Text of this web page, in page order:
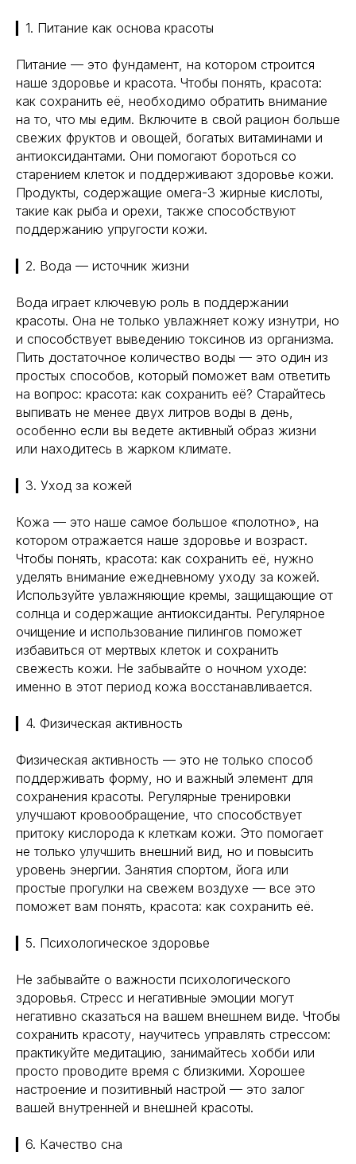
▎1. Питание как основа красоты
Питание — это фундамент, на котором строится
наше здоровье и красота. Чтобы понять, красота:
как сохранить её, необходимо обратить внимание
на то, что мы едим. Включите в свой рацион больше
свежих фруктов и овощей, богатых витаминами и
антиоксидантами. Они помогают бороться со
старением клеток и поддерживают здоровье кожи.
Продукты, содержащие омега-3 жирные кислоты,
такие как рыба и орехи, также способствуют
поддержанию упругости кожи.
▎2. Вода — источник жизни
Вода играет ключевую роль в поддержании
красоты. Она не только увлажняет кожу изнутри, но
и способствует выведению токсинов из организма.
Пить достаточное количество воды — это один из
простых способов, который поможет вам ответить
на вопрос: красота: как сохранить её? Старайтесь
выпивать не менее двух литров воды в день,
особенно если вы ведете активный образ жизни
или находитесь в жарком климате.
▎3. Уход за кожей
Кожа — это наше самое большое «полотно», на
котором отражается наше здоровье и возраст.
Чтобы понять, красота: как сохранить её, нужно
уделять внимание ежедневному уходу за кожей.
Используйте увлажняющие кремы, защищающие от
солнца и содержащие антиоксиданты. Регулярное
очищение и использование пилингов поможет
избавиться от мертвых клеток и сохранить
свежесть кожи. Не забывайте о ночном уходе:
именно в этот период кожа восстанавливается.
▎4. Физическая активность
Физическая активность — это не только способ
поддерживать форму, но и важный элемент для
сохранения красоты. Регулярные тренировки
улучшают кровообращение, что способствует
притоку кислорода к клеткам кожи. Это помогает
не только улучшить внешний вид, но и повысить
уровень энергии. Занятия спортом, йога или
простые прогулки на свежем воздухе — все это
поможет вам понять, красота: как сохранить её.
▎5. Психологическое здоровье
Не забывайте о важности психологического
здоровья. Стресс и негативные эмоции могут
негативно сказаться на вашем внешнем виде. Чтобы
сохранить красоту, научитесь управлять стрессом:
практикуйте медитацию, занимайтесь хобби или
просто проводите время с близкими. Хорошее
настроение и позитивный настрой — это залог
вашей внутренней и внешней красоты.
▎6. Качество сна